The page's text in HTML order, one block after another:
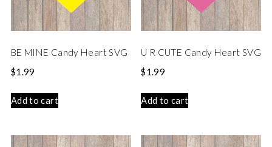
BE MINE Candy Heart SVG
$1.99
Add to cart
U R CUTE Candy Heart SVG
$1.99
Add to cart